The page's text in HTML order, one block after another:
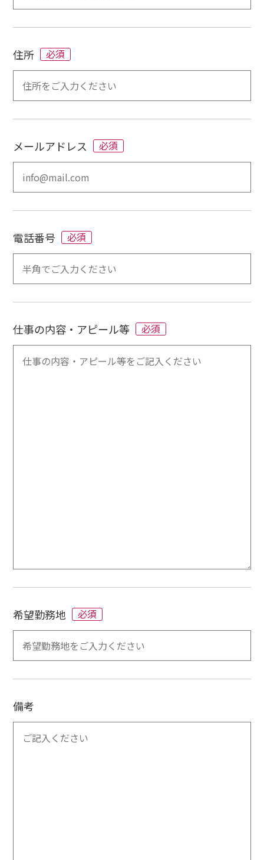
住所 必須
メールアドレス 必須
電話番号 必須
仕事の内容・アピール等 必須
希望勤務地 必須
備考